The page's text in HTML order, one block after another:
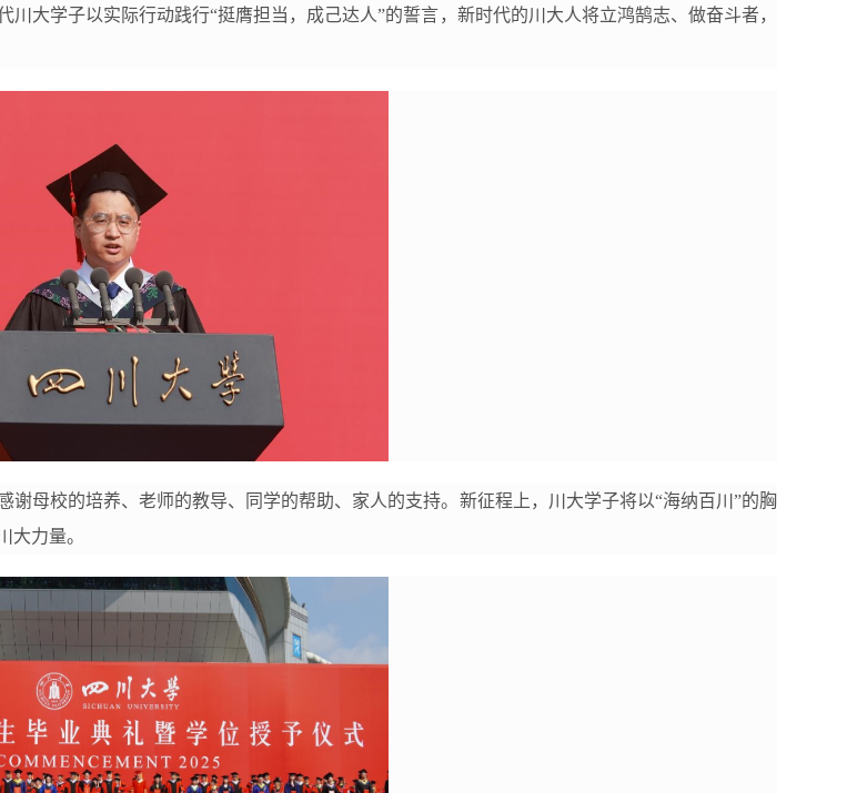
大学子以实际行动践行“挺膺担当，成己达人”的誓言，新时代的川大人将立鸿鹄志、做奋斗者，
母校的培养、老师的教导、同学的帮助、家人的支持。新征程上，川大学子将以“海纳百川”的胸
大力量。